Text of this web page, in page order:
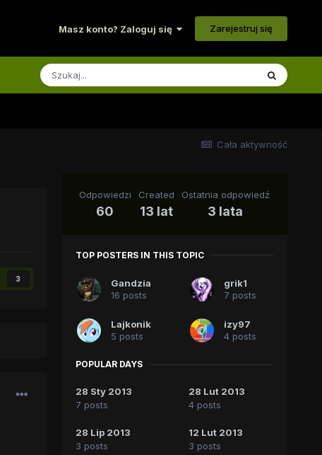
Masz konto? Zaloguj się Zarejestruj się
Cała aktywność
3
Odpowiedzi
60
Created
13 lat
Ostatnia odpowiedź
3 lata
TOP POSTERS IN THIS TOPIC
Gandzia
16 posts
grik1
7 posts
Lajkonik
5 posts
izy97
4 posts
POPULAR DAYS
28 Sty 2013
7 posts
28 Lut 2013
4 posts
28 Lip 2013
3 posts
12 Lut 2013
3 posts